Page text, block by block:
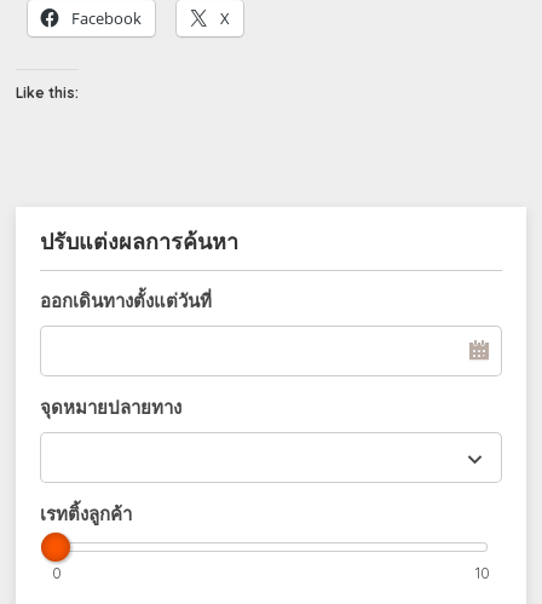
ปรับแต่งผลการค้นหา
จุดหมายปลายทาง
ออกเดินทางตั้งแต่วันที่
เรทติ้งลูกค้า
0 10
Facebook X
Like this: